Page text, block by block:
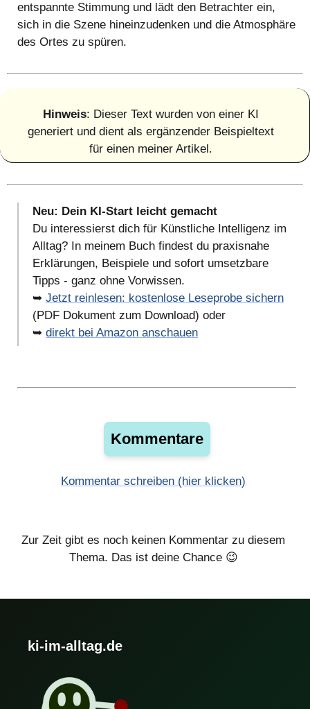
entspannte Stimmung und lädt den Betrachter ein,
sich in die Szene hineinzudenken und die Atmosphäre
des Ortes zu spüren.
Hinweis: Dieser Text wurden von einer KI
generiert und dient als ergänzender Beispieltext
für einen meiner Artikel.
Neu: Dein KI-Start leicht gemacht
Du interessierst dich für Künstliche Intelligenz im
Alltag? In meinem Buch findest du praxisnahe
Erklärungen, Beispiele und sofort umsetzbare
Tipps - ganz ohne Vorwissen.
➥ Jetzt reinlesen: kostenlose Leseprobe sichern
(PDF Dokument zum Download) oder
➥ direkt bei Amazon anschauen
Kommentare
Kommentar schreiben (hier klicken)
Zur Zeit gibt es noch keinen Kommentar zu diesem
Thema. Das ist deine Chance 😉
ki-im-alltag.de